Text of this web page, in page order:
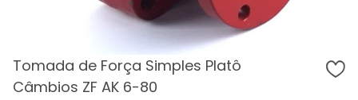
Tomada de Força Simples Platô
Câmbios ZF AK 6-80